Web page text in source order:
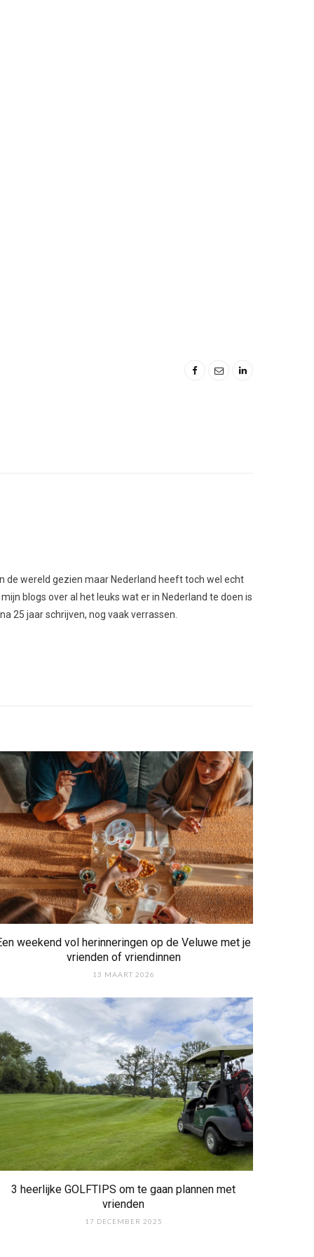
de wereld gezien maar Nederland heeft toch wel echt
blogs over al het leuks wat er in Nederland te doen is
25 jaar schrijven, nog vaak verrassen.
weekend vol herinneringen op de Veluwe met je
vrienden of vriendinnen
13 MAART 2026
3 heerlijke GOLFTIPS om te gaan plannen met
vrienden
17 DECEMBER 2025